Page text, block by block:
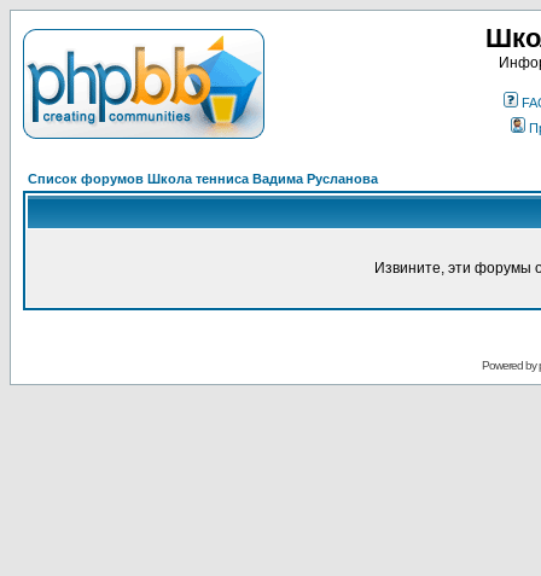
Список форумов Школа тенниса Вадима Русланова
Извините, эти форумы
Powered by